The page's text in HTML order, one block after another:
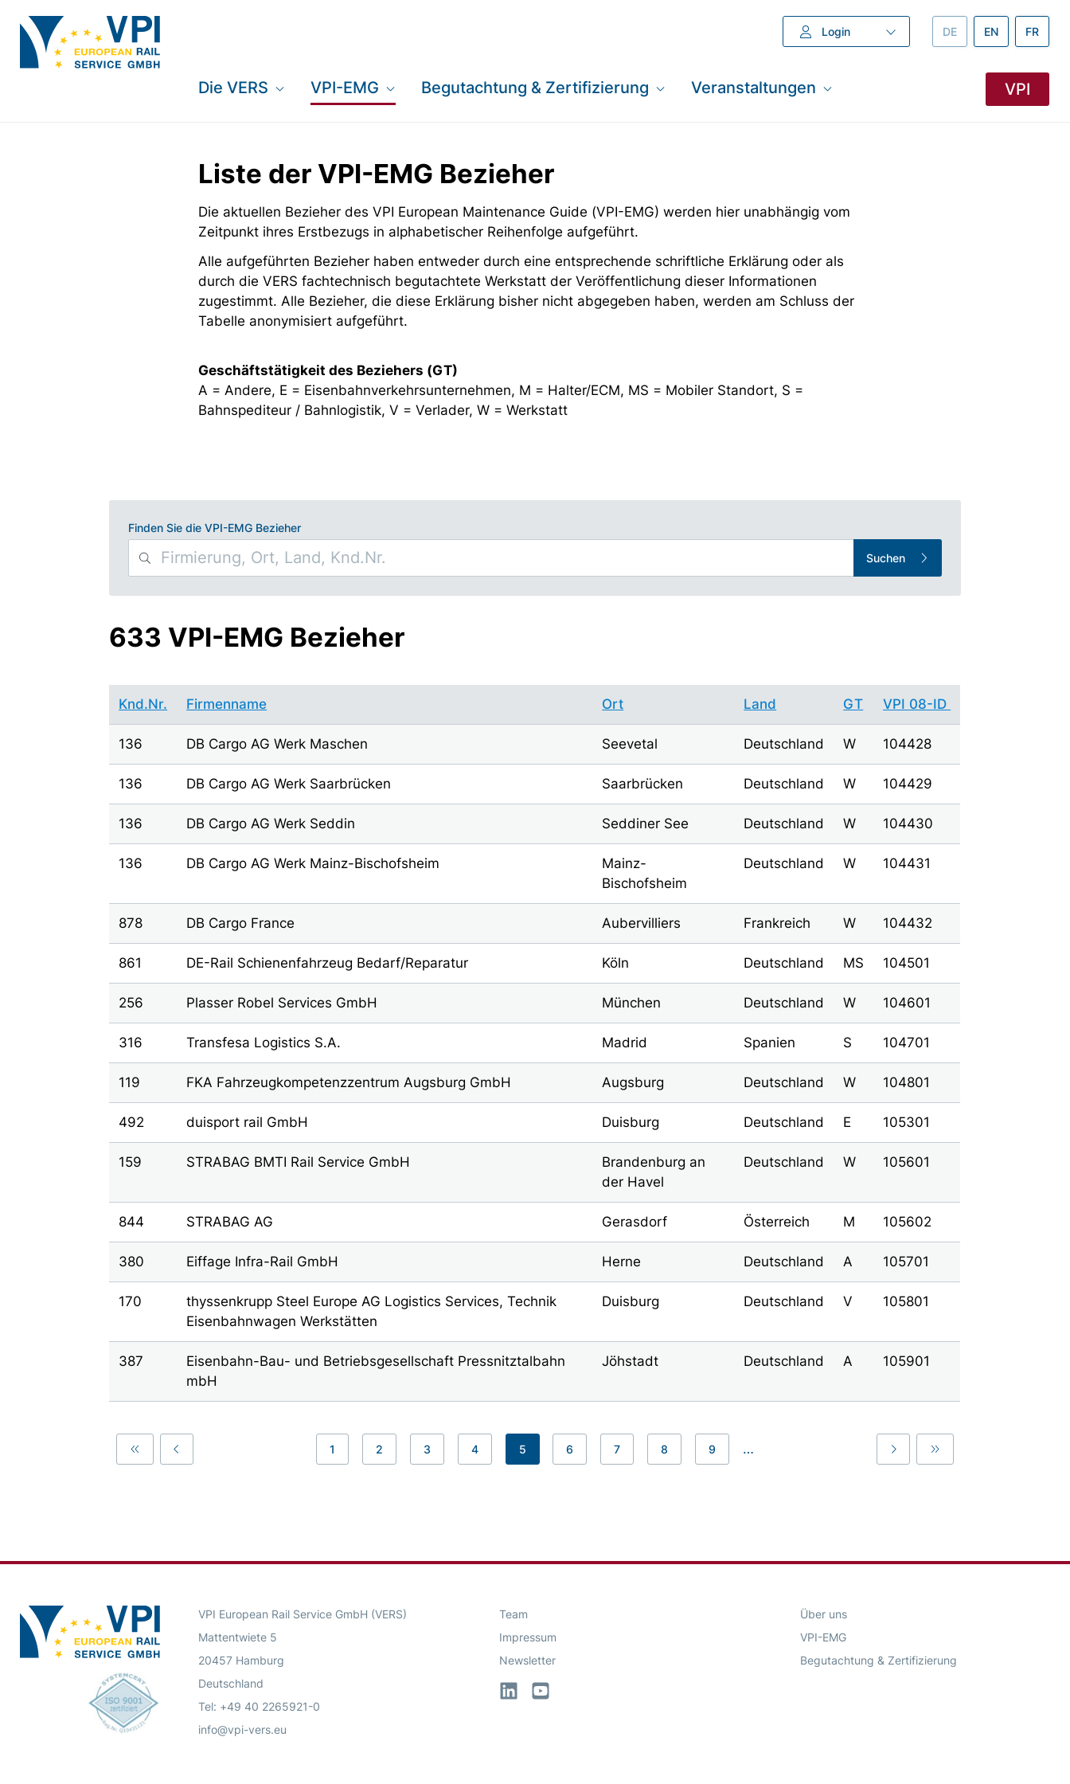
Login DEUTSCH –
DE ENGLISH –
EN FR
Die VERS VPI-EMG Begutachtung & Zertifizierung Veranstaltungen VPI
Liste der VPI-EMG Bezieher
Die aktuellen Bezieher des VPI European Maintenance Guide (VPI-EMG) werden hier unabhängig vom
Zeitpunkt ihres Erstbezugs in alphabetischer Reihenfolge aufgeführt.
Alle aufgeführten Bezieher haben entweder durch eine entsprechende schriftliche Erklärung oder als
durch die VERS fachtechnisch begutachtete Werkstatt der Veröffentlichung dieser Informationen
zugestimmt. Alle Bezieher, die diese Erklärung bisher nicht abgegeben haben, werden am Schluss der
Tabelle anonymisiert aufgeführt.
Geschäftstätigkeit des Beziehers (GT)
A = Andere, E = Eisenbahnverkehrsunternehmen, M = Halter/ECM, MS = Mobiler Standort, S =
Bahnspediteur / Bahnlogistik, V = Verlader, W = Werkstatt
Finden Sie die VPI-EMG Bezieher
Suchen
633 VPI-EMG Bezieher
Knd.Nr. Firmenname Ort Land GT VPI 08-ID
136 DB Cargo AG Werk Maschen Seevetal Deutschland W 104428
136 DB Cargo AG Werk Saarbrücken Saarbrücken Deutschland W 104429
136 DB Cargo AG Werk Seddin Seddiner See Deutschland W 104430
136 DB Cargo AG Werk Mainz-Bischofsheim
Mainz-
Bischofsheim
Deutschland W 104431
878 DB Cargo France Aubervilliers Frankreich W 104432
861 DE-Rail Schienenfahrzeug Bedarf/Reparatur Köln Deutschland MS 104501
256 Plasser Robel Services GmbH München Deutschland W 104601
316 Transfesa Logistics S.A. Madrid Spanien S 104701
119 FKA Fahrzeugkompetenzzentrum Augsburg GmbH Augsburg Deutschland W 104801
492 duisport rail GmbH Duisburg Deutschland E 105301
159 STRABAG BMTI Rail Service GmbH
Brandenburg an
der Havel
Deutschland W 105601
844 STRABAG AG Gerasdorf Österreich M 105602
380 Eiffage Infra-Rail GmbH Herne Deutschland A 105701
170
thyssenkrupp Steel Europe AG Logistics Services, Technik
Eisenbahnwagen Werkstätten
Duisburg Deutschland V 105801
387
Eisenbahn-Bau- und Betriebsgesellschaft Pressnitztalbahn
mbH
Jöhstadt Deutschland A 105901
First Previous
1 2 3 4 5 6 7 8 9 …
Last Last
VPI European Rail Service GmbH (VERS)
Mattentwiete 5
20457 Hamburg
Deutschland
Tel: +49 40 2265921-0
info@vpi-vers.eu
Team
Impressum
Newsletter
LinkedInYouTube
Über uns
VPI-EMG
Begutachtung & Zertifizierung